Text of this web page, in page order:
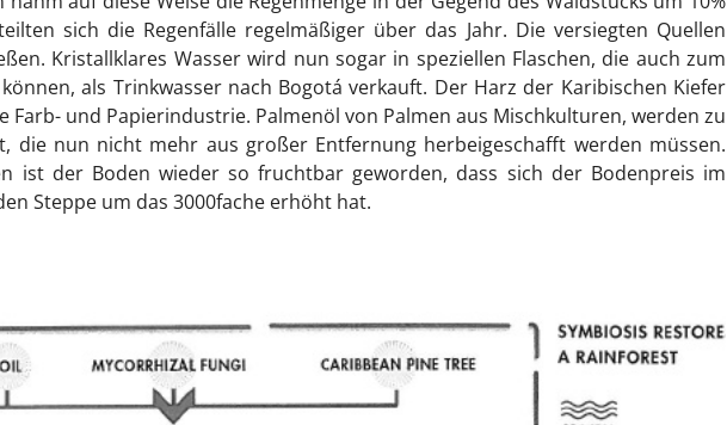
sich die Regenfälle regelmäßiger über das Jahr. Die versiegten Quellen
Kristallklares Wasser wird nun sogar in speziellen Flaschen, die auch zum
als Trinkwasser nach Bogotá verkauft. Der Harz der Karibischen Kiefer
Farb- und Papierindustrie. Palmenöl von Palmen aus Mischkulturen, werden zu
die nun nicht mehr aus großer Entfernung herbeigeschafft werden müssen.
ist der Boden wieder so fruchtbar geworden, dass sich der Bodenpreis im
Steppe um das 3000fache erhöht hat.